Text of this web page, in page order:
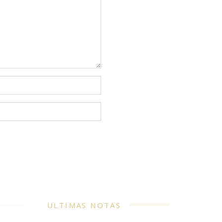
ULTIMAS NOTAS